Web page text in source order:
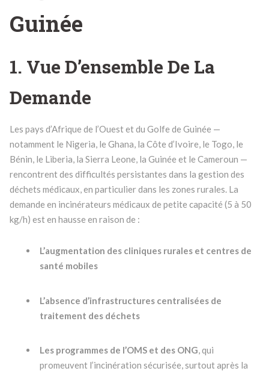
Guinée
1. Vue D’ensemble De La
Demande
Les pays d’Afrique de l’Ouest et du Golfe de Guinée —
notamment le Nigeria, le Ghana, la Côte d’Ivoire, le Togo, le
Bénin, le Liberia, la Sierra Leone, la Guinée et le Cameroun —
rencontrent des difficultés persistantes dans la gestion des
déchets médicaux, en particulier dans les zones rurales. La
demande en incinérateurs médicaux de petite capacité (5 à 50
kg/h) est en hausse en raison de :
L’augmentation des cliniques rurales et centres de
santé mobiles
L’absence d’infrastructures centralisées de
traitement des déchets
Les programmes de l’OMS et des ONG, qui
promeuvent l’incinération sécurisée, surtout après la